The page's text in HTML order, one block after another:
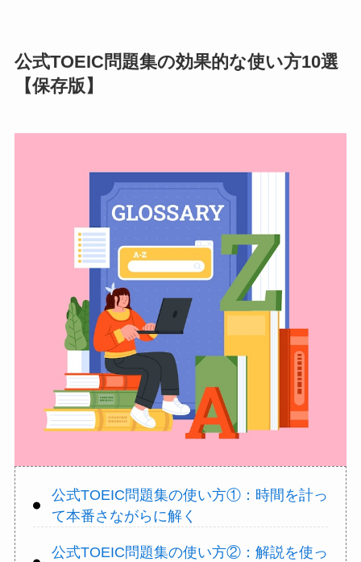
公式TOEIC問題集の効果的な使い方10選
【保存版】
公式TOEIC問題集の使い方①：時間を計っ
て本番さながらに解く
公式TOEIC問題集の使い方②：解説を使っ